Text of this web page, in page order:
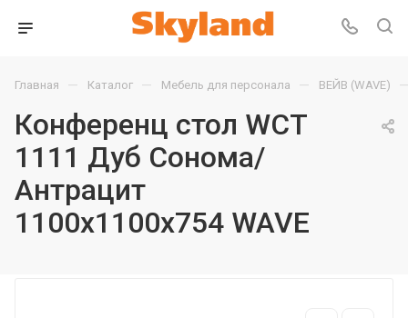
Главная — Каталог — Мебель для персонала — ВЕЙВ (WAVE)
Конференц стол WCT
1111 Дуб Сонома/
Антрацит
1100х1100х754 WAVE